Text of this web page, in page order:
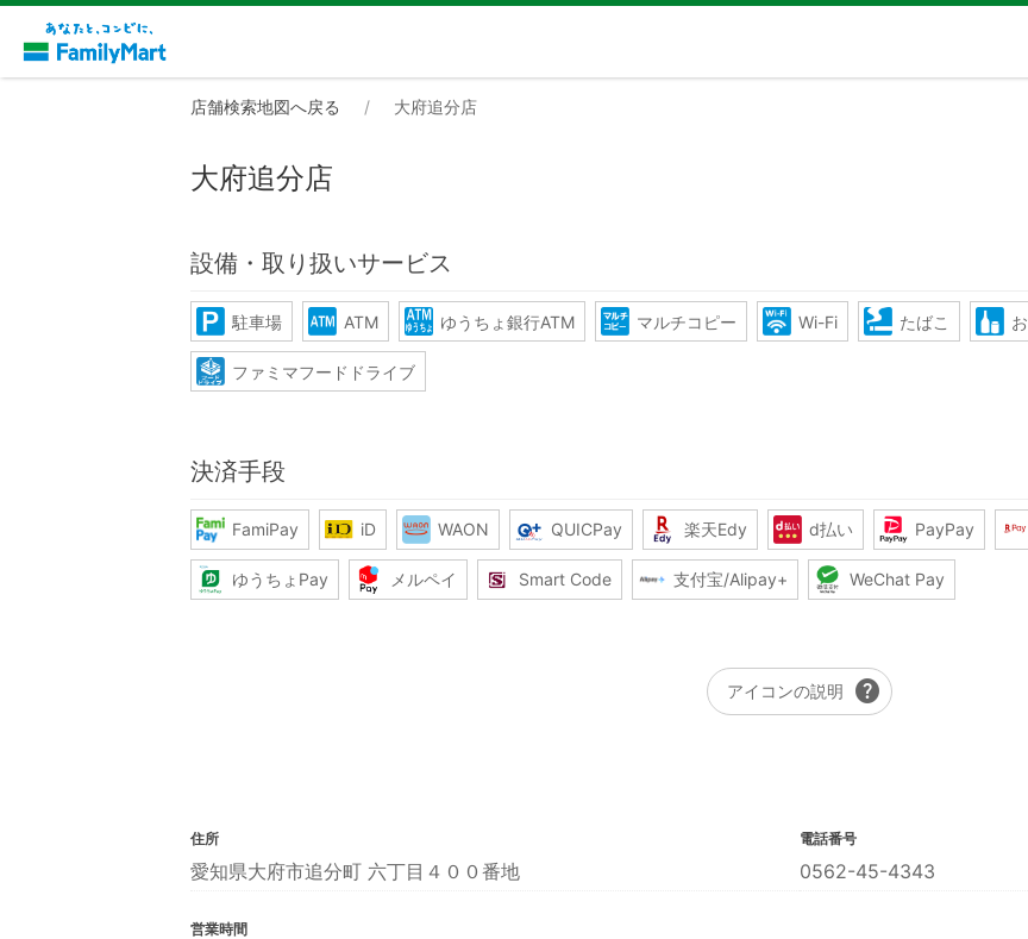
店舗検索地図へ戻る 大府追分店
大府追分店
設備・取り扱いサービス
駐車場 ATM ゆうちょ銀行ATM マルチコピー Wi-Fi たばこ
ファミマフードドライブ
決済手段
FamiPay iD WAON QUICPay 楽天Edy d払い PayPay
ゆうちょPay メルペイ Smart Code 支付宝/Alipay+ WeChat Pay
アイコンの説明 help
住所
愛知県大府市追分町 六丁目４００番地
電話番号
0562-45-4343
営業時間